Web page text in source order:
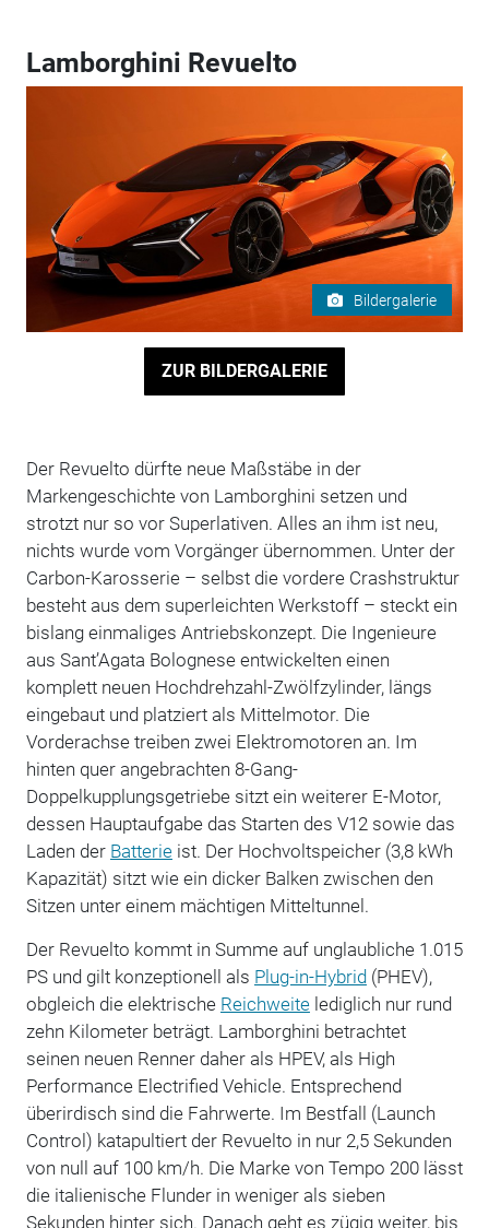
Lamborghini Revuelto
Bildergalerie
ZUR BILDERGALERIE
Der Revuelto dürfte neue Maßstäbe in der
Markengeschichte von Lamborghini setzen und
strotzt nur so vor Superlativen. Alles an ihm ist neu,
nichts wurde vom Vorgänger übernommen. Unter der
Carbon-Karosserie – selbst die vordere Crashstruktur
besteht aus dem superleichten Werkstoff – steckt ein
bislang einmaliges Antriebskonzept. Die Ingenieure
aus Sant’Agata Bolognese entwickelten einen
komplett neuen Hochdrehzahl-Zwölfzylinder, längs
eingebaut und platziert als Mittelmotor. Die
Vorderachse treiben zwei Elektromotoren an. Im
hinten quer angebrachten 8-Gang-
Doppelkupplungsgetriebe sitzt ein weiterer E-Motor,
dessen Hauptaufgabe das Starten des V12 sowie das
Laden der Batterieist. Der Hochvoltspeicher (3,8 kWh
Kapazität) sitzt wie ein dicker Balken zwischen den
Sitzen unter einem mächtigen Mitteltunnel.
Der Revuelto kommt in Summe auf unglaubliche 1.015
PS und gilt konzeptionell als Plug-in-Hybrid(PHEV),
obgleich die elektrische Reichweitelediglich nur rund
zehn Kilometer beträgt. Lamborghini betrachtet
seinen neuen Renner daher als HPEV, als High
Performance Electrified Vehicle. Entsprechend
überirdisch sind die Fahrwerte. Im Bestfall (Launch
Control) katapultiert der Revuelto in nur 2,5 Sekunden
von null auf 100 km/h. Die Marke von Tempo 200 lässt
die italienische Flunder in weniger als sieben
Sekunden hinter sich. Danach geht es zügig weiter, bis